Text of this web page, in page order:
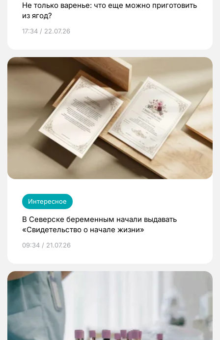
Не только варенье: что еще можно приготовить
из ягод?
17:34 / 22.07.26
Интересное
В Северске беременным начали выдавать
«Свидетельство о начале жизни»
09:34 / 21.07.26